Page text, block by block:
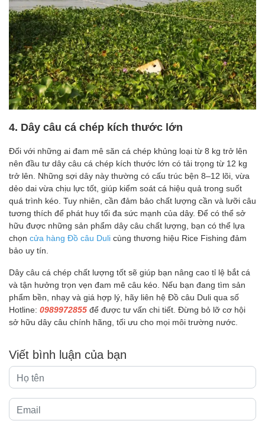
4. Dây câu cá chép kích thước lớn
Đối với những ai đam mê săn cá chép khủng loại từ 8 kg trở lên
nên đầu tư dây câu cá chép kích thước lớn có tải trọng từ 12 kg
trở lên. Những sợi dây này thường có cấu trúc bện 8–12 lõi, vừa
dẻo dai vừa chịu lực tốt, giúp kiểm soát cá hiệu quả trong suốt
quá trình kéo. Tuy nhiên, cần đảm bảo chất lượng cần và lưỡi câu
tương thích để phát huy tối đa sức mạnh của dây. Để có thể sở
hữu được những sản phẩm dây câu chất lượng, bạn có thể lựa
chọn cửa hàng Đồ câu Duli cùng thương hiệu Rice Fishing đảm
bảo uy tín.
Dây câu cá chép chất lượng tốt sẽ giúp bạn nâng cao tỉ lệ bắt cá
và tận hưởng trọn vẹn đam mê câu kéo. Nếu bạn đang tìm sản
phẩm bền, nhạy và giá hợp lý, hãy liên hệ Đồ câu Duli qua số
Hotline: 0989972855 để được tư vấn chi tiết. Đừng bỏ lỡ cơ hội
sở hữu dây câu chính hãng, tối ưu cho mọi môi trường nước.
Viết bình luận của bạn